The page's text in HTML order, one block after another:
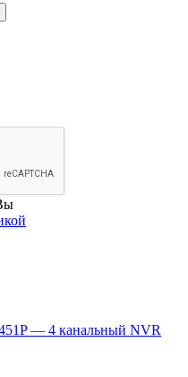
— 4 канальный NVR